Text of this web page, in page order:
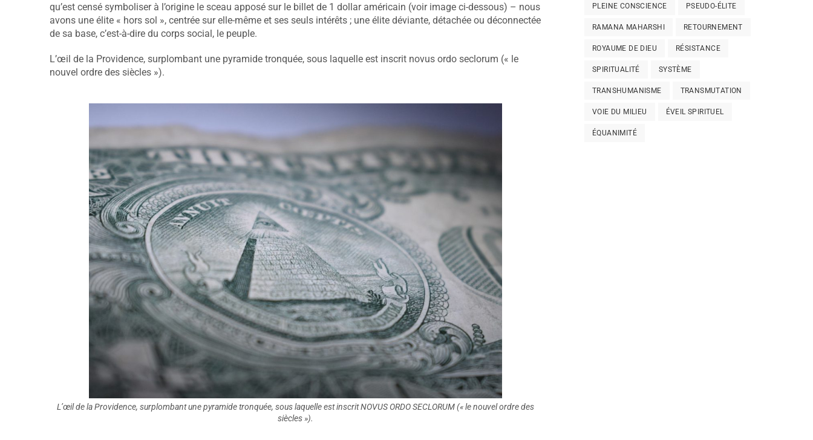
qu’est censé symboliser à l’origine le sceau apposé sur le billet de 1 dollar américain (voir image ci-dessous) – nous
avons une élite « hors sol », centrée sur elle-même et ses seuls intérêts ; une élite déviante, détachée ou déconnectée
de sa base, c’est-à-dire du corps social, le peuple.
L’œil de la Providence, surplombant une pyramide tronquée, sous laquelle est inscrit novus ordo seclorum (« le
nouvel ordre des siècles »).
L’œil de la Providence, surplombant une pyramide tronquée, sous laquelle est inscrit NOVUS ORDO SECLORUM (« le nouvel ordre des
siècles »).
PLEINE CONSCIENCE PSEUDO-ÉLITE
RAMANA MAHARSHI RETOURNEMENT
ROYAUME DE DIEU RÉSISTANCE
SPIRITUALITÉ SYSTÈME
TRANSHUMANISME TRANSMUTATION
VOIE DU MILIEU ÉVEIL SPIRITUEL
ÉQUANIMITÉ